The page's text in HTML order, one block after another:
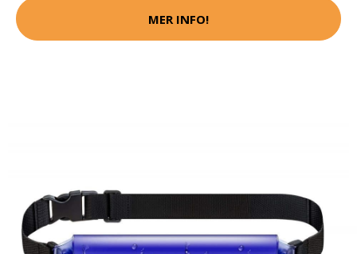
MER INFO!